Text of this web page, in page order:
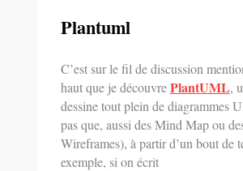
Plantuml
C’est sur le fil de discussion
haut que je découvrePlantUML,
dessine tout plein de diagrammes
pas que, aussi des Mind Map ou
Wireframes), à partir d’un bout de
exemple, si on écrit